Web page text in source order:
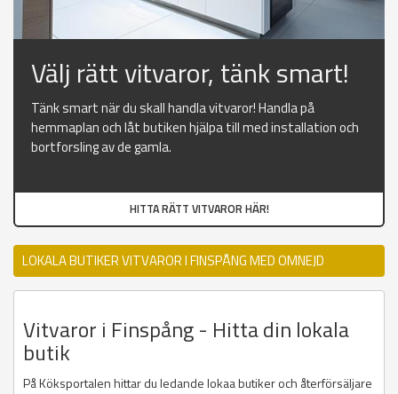
Välj rätt vitvaror, tänk smart!
Tänk smart när du skall handla vitvaror! Handla på
hemmaplan och låt butiken hjälpa till med installation och
bortforsling av de gamla.
HITTA RÄTT VITVAROR HÄR!
LOKALA BUTIKER VITVAROR I FINSPÅNG MED OMNEJD
Vitvaror i Finspång - Hitta din lokala
butik
På Köksportalen hittar du ledande lokaa butiker och återförsäljare